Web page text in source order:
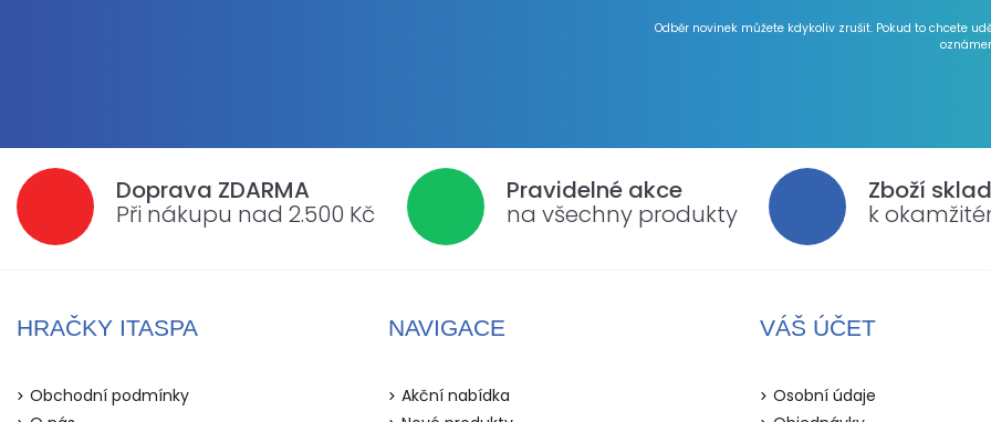
Odběr novinek můžete kdykoliv zrušit. Pokud to chcete
Doprava ZDARMA
Při nákupu nad 2.500 Kč
Pravidelné akce
na všechny produkty
Zboží
k
HRAČKY ITASPA
Obchodní podmínky
NAVIGACE
Akční nabídka
VÁŠ ÚČET
Osobní údaje